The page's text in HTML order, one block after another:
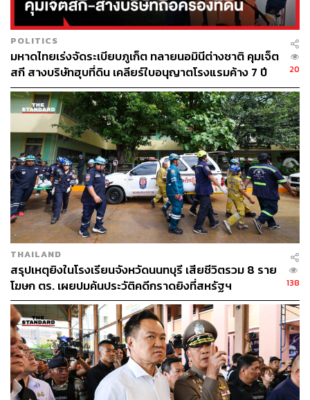
POLITICS
มหาดไทยเร่งจัดระเบียบภูเก็ต ทลายนอมินีต่างชาติ คุมเจ็ต
สกี สางบริษัทฮุบที่ดิน เคลียร์ใบอนุญาตโรงแรมค้าง 7 ปี
20
THAILAND
สรุปเหตุยิงในโรงเรียนจังหวัดนนทบุรี เสียชีวิตรวม 8 ราย
โฆษก ตร. เผยปมค้นประวัติคดีกราดยิงที่สหรัฐฯ
138